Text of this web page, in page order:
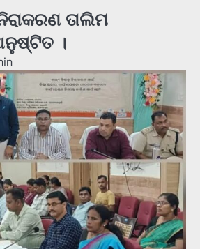
ତାଲିମ
।